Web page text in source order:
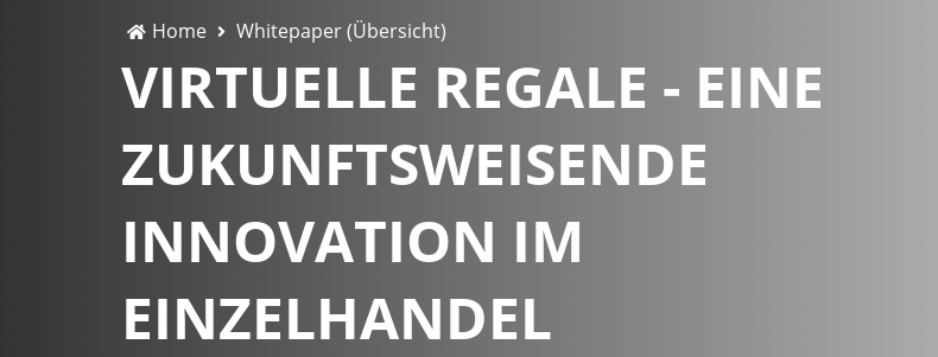
Home Whitepaper (Übersicht)
VIRTUELLE REGALE - EINE
ZUKUNFTSWEISENDE
INNOVATION IM
EINZELHANDEL